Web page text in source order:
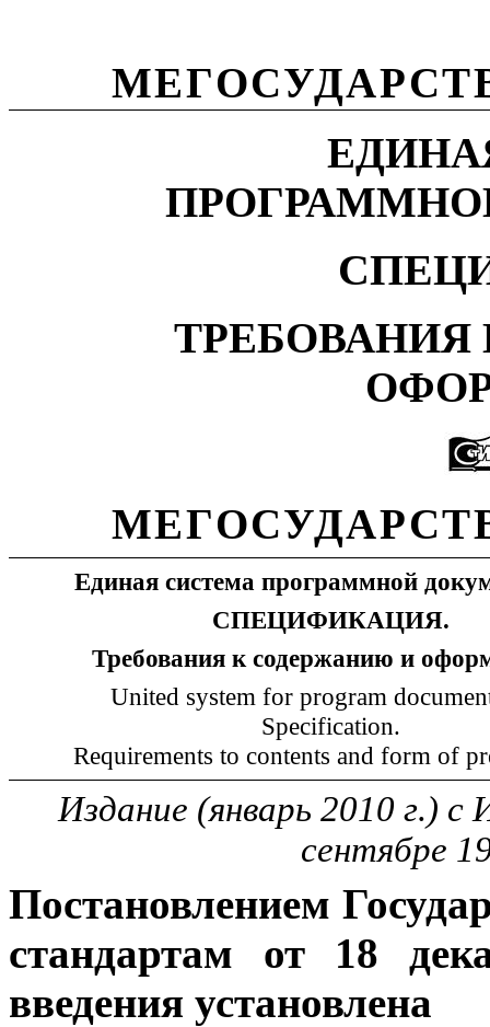
Единая система программной
СПЕЦИФИКАЦИЯ.
Требования к содержанию и
United system for program
Specification.
Requirements to contents and form of
Издание (январь 2010 г.)
сентябре
Постановлением
стандартам от 18
введения установлена